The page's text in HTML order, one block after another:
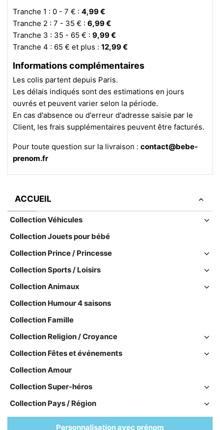
Tranche 1 : 0 - 7 € : 4,99 €
Tranche 2 : 7 - 35 € : 6,99 €
Tranche 3 : 35 - 65 € : 9,99 €
Tranche 4 : 65 € et plus : 12,99 €
Informations complémentaires
Les colis partent depuis Paris.
Les délais indiqués sont des estimations en jours
ouvrés et peuvent varier selon la période.
En cas d'absence ou d'erreur d'adresse saisie par le
Client, les frais supplémentaires peuvent être facturés.
Pour toute question sur la livraison : contact@bebe-
prenom.fr
ACCUEIL
Collection Véhicules
Collection Jouets pour bébé
Collection Prince / Princesse
Collection Sports / Loisirs
Collection Animaux
Collection Humour 4 saisons
Collection Famille
Collection Religion / Croyance
Collection Fêtes et événements
Collection Amour
Collection Super-héros
Collection Pays / Région
Personnalisation avec prénom